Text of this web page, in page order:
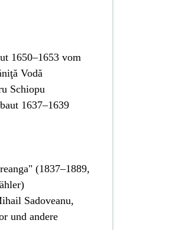
1650–1653 vom
Vodă
Schiopu
1637–1639
" (1837–1889,
Sadoveanu,
und andere